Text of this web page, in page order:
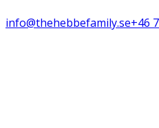
info@thehebbefamily.se+46